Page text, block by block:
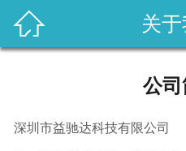
 关
公
深圳市益驰达科技有限公司